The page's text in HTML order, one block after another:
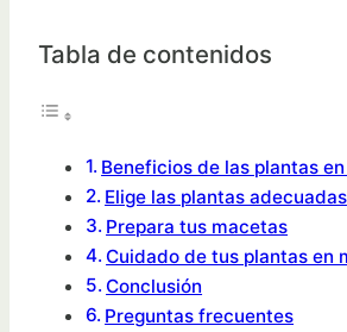
Tabla de contenidos
Beneficios de las plantas
Elige las plantas adecuadas
Prepara tus macetas
Cuidado de tus plantas en
Conclusión
Preguntas frecuentes